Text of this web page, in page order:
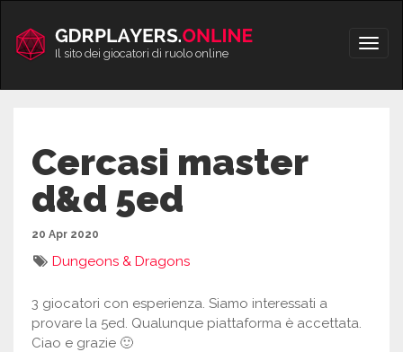
contenuto
Apri/
Il sito dei giocatori di ruolo online
Cercasi master
d&d 5ed
20 Apr 2020
Dungeons & Dragons
3 giocatori con esperienza. Siamo interessati a
provare la 5ed. Qualunque piattaforma è accettata.
Ciao e grazie 🙂